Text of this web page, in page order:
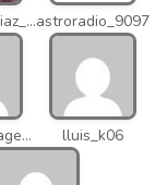
jlgonzalezdiaz_12316astroradio_9097
izanbackstage_14556 lluis_k06